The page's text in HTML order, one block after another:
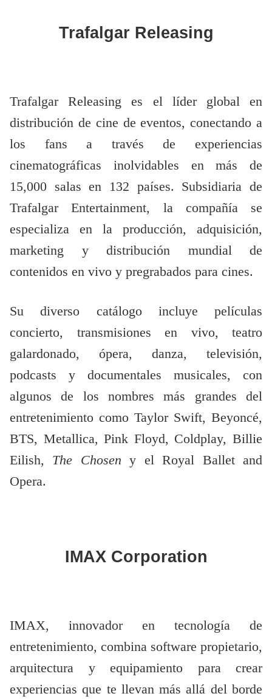
Trafalgar Releasing
Trafalgar Releasing es el líder global en
distribución de cine de eventos, conectando a
los fans a través de experiencias
cinematográficas inolvidables en más de
15,000 salas en 132 países. Subsidiaria de
Trafalgar Entertainment, la compañía se
especializa en la producción, adquisición,
marketing y distribución mundial de
contenidos en vivo y pregrabados para cines.
Su diverso catálogo incluye películas
concierto, transmisiones en vivo, teatro
galardonado, ópera, danza, televisión,
podcasts y documentales musicales, con
algunos de los nombres más grandes del
entretenimiento como Taylor Swift, Beyoncé,
BTS, Metallica, Pink Floyd, Coldplay, Billie
Eilish, The Chosen y el Royal Ballet and
Opera.
IMAX Corporation
IMAX, innovador en tecnología de
entretenimiento, combina software propietario,
arquitectura y equipamiento para crear
experiencias que te llevan más allá del borde